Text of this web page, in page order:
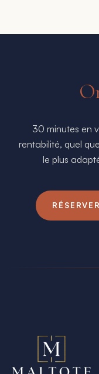
30 minutes en
rentabilité, quel
le plus